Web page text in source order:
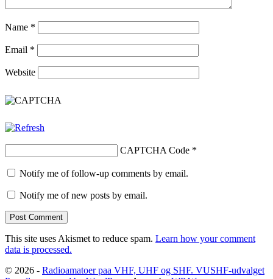
Name *
Email *
Website
CAPTCHA Code *
Notify me of follow-up comments by email.
Notify me of new posts by email.
This site uses Akismet to reduce spam. Learn how your comment
data is processed.
© 2026 - Radioamatoer paa VHF, UHF og SHF. VUSHF-udvalget